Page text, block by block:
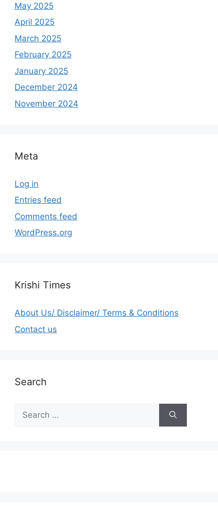
May 2025
April 2025
March 2025
February 2025
January 2025
December 2024
November 2024
Meta
Log in
Entries feed
Comments feed
WordPress.org
Krishi Times
About Us/ Disclaimer/ Terms & Conditions
Contact us
Search